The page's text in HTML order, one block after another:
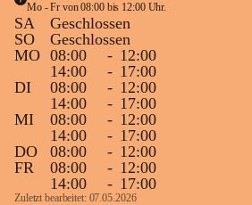
Mo - Fr von 08:00 bis 12:00 Uhr.
SA
Geschlossen
SO
Geschlossen
MO 08:00 - 12:00
14:00
- 17:00
DI
08:00 - 12:00
14:00
- 17:00
MI
08:00 - 12:00
14:00
- 17:00
DO
08:00 - 12:00
FR
08:00 - 12:00
14:00
- 17:00
Zuletzt bearbeitet: 07.05.2026